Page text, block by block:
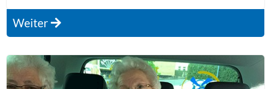
Weiter